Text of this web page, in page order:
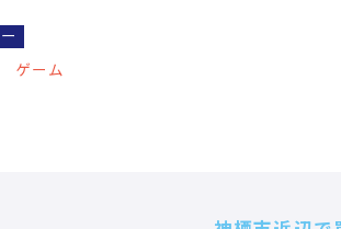
ゲーム